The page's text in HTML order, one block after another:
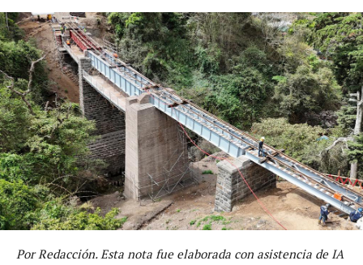
Por Redacción. Esta nota fue elaborada con asistencia de IA